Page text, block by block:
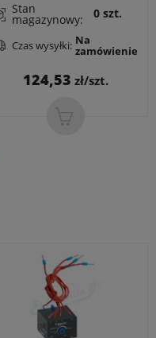
Stan
magazynowy: 0 szt.
Czas wysyłki: Na
zamówienie
Cena
124,53 zł/szt.